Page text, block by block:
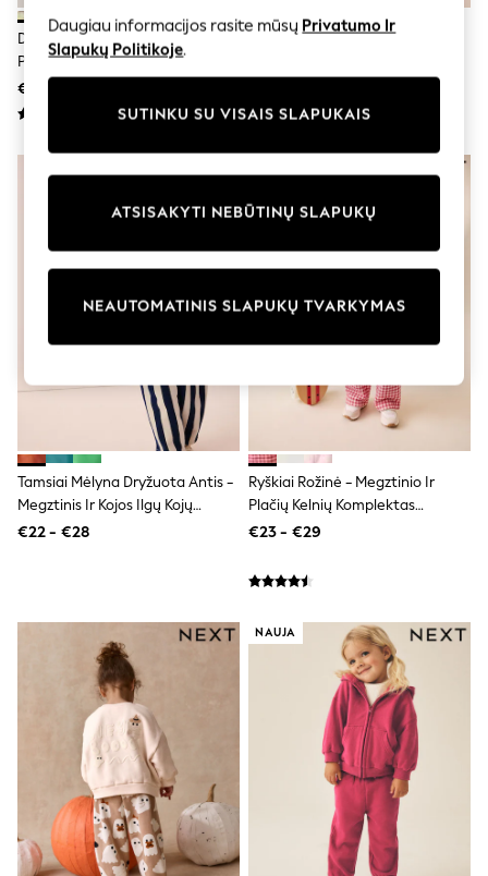
Dresses
Trousers
Skirts
Polo Shirts
Cardigans
Coats & Jackets
Socks & Tights
All Girls Sports & Swimwear
Swimwear
Leggings
Joggers
Shoes
Coats & Jackets
Bags & Accessories
Shirts
Polo Shirts
Blue
Black
White
Grey
Green
Red
All Branded Schoolwear
adidas
Nike
Hype
Daugiafunkcis - Sportinės
Palaidinės Ir Sportinių Kelnių
Komplektas (0mėn.–3metai)
€49 - €52
Žalia Katė - Trumpų Rankovių
Kelnių Komplektas (3mėn. 7m.)
Tamsiai Mėlyna Dryžuota Antis -
Megztinis Ir Kojos Ilgų Kojų
Komplektas (3mėn.–7metai)
€22 - €28
Ryškiai Rožinė - Megztinio Ir
Plačių Kelnių Komplektas
(3mėn.–7metai)
€23 - €29
NAUJA
Daugiau informacijos rasite mūsų Privatumo Ir
Slapukų Politikoje.
SUTINKU SU VISAIS SLAPUKAIS
NEAUTOMATINIS SLAPUKŲ TVARKYMAS
ATSISAKYTI NEBŪTINŲ SLAPUKŲ